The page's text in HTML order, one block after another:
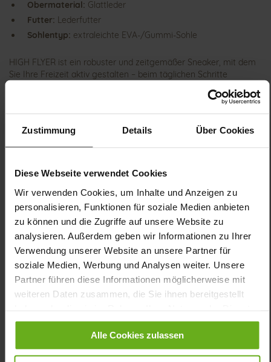
Zustimmung Details Über Cookies
Diese Webseite verwendet Cookies
Wir verwenden Cookies, um Inhalte und Anzeigen zu
personalisieren, Funktionen für soziale Medien anbieten
zu können und die Zugriffe auf unsere Website zu
analysieren. Außerdem geben wir Informationen zu Ihrer
Verwendung unserer Website an unsere Partner für
soziale Medien, Werbung und Analysen weiter. Unsere
Partner führen diese Informationen möglicherweise mit
weiteren Daten zusammen, die Sie ihnen bereitgestellt
gesammelt haben.
Alle Cookies zulassen
Obermaterial: Glattleder
Futter: Lederfutter
Sohlentyp: extraleichte EVA-/Gummi-Sohle
HIGH FLYER ist ein robuster und zeitgemäßer Sneaker, mit dem
Sie Ihre Freizeit aktiv gestalten – beim täglichen Schritte
aus Glatt-, Lack- und Metallic-Leder, lässt sich der weiße
kombinieren. Aktivierung und Entlastung – auf diesem Prinzip
fußt die patentierte GANTER AKTIV Technologie. Die 4-Punkt-
Durchrollsohle übt bei jedem Schritt einen angenehmen
Abrollfunktion fördert eine aufrechte Haltung, gibt Stabilität und
leichter und tun AKTIV etwas für Ihre Gesundheit. Das weiche
Lederfutter fühlt sich herrlich soft an, während die Sohle
besonders leicht und rutschfest ist. Der Mix aus schwarzen und
weißen Sohlenkomponenten unterstreicht die moderne, sportive
Details
Informationen
Made in Europe, Schnürsenkel (Tencel),